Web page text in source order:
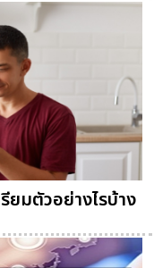
ยมตัวอย่างไรบ้าง